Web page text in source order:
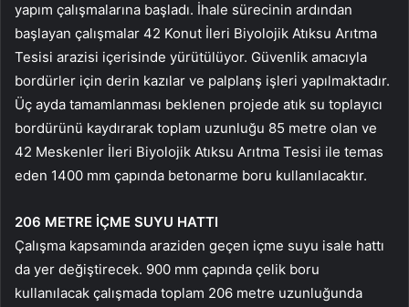
yapım çalışmalarına başladı. İhale sürecinin ardından
başlayan çalışmalar 42 Konut İleri Biyolojik Atıksu Arıtma
Tesisi arazisi içerisinde yürütülüyor. Güvenlik amacıyla
bordürler için derin kazılar ve palplanş işleri yapılmaktadır.
Üç ayda tamamlanması beklenen projede atık su toplayıcı
bordürünü kaydırarak toplam uzunluğu 85 metre olan ve
42 Meskenler İleri Biyolojik Atıksu Arıtma Tesisi ile temas
eden 1400 mm çapında betonarme boru kullanılacaktır.
206 METRE İÇME SUYU HATTI
Çalışma kapsamında araziden geçen içme suyu isale hattı
da yer değiştirecek. 900 mm çapında çelik boru
kullanılacak çalışmada toplam 206 metre uzunluğunda